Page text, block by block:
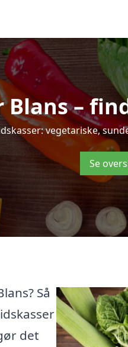
Blans –
vegetariske,
Se
Så
det